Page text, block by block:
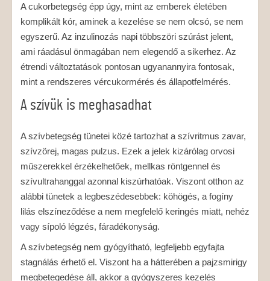
A cukorbetegség épp úgy, mint az emberek életében
komplikált kór, aminek a kezelése se nem olcsó, se nem
egyszerű. Az inzulinozás napi többszöri szúrást jelent,
ami ráadásul önmagában nem elegendő a sikerhez. Az
étrendi változtatások pontosan ugyanannyira fontosak,
mint a rendszeres vércukormérés és állapotfelmérés.
A szívük is meghasadhat
A szívbetegség tünetei közé tartozhat a szívritmus zavar,
szívzörej, magas pulzus. Ezek a jelek kizárólag orvosi
műszerekkel érzékelhetőek, mellkas röntgennel és
szívultrahanggal azonnal kiszúrhatóak. Viszont otthon az
alábbi tünetek a legbeszédesebbek: köhögés, a fogíny
lilás elszíneződése a nem megfelelő keringés miatt, nehéz
vagy sípoló légzés, fáradékonyság.
A szívbetegség nem gyógyítható, legfeljebb egyfajta
stagnálás érhető el. Viszont ha a hátterében a pajzsmirigy
megbetegedése áll, akkor a gyógyszeres kezelés